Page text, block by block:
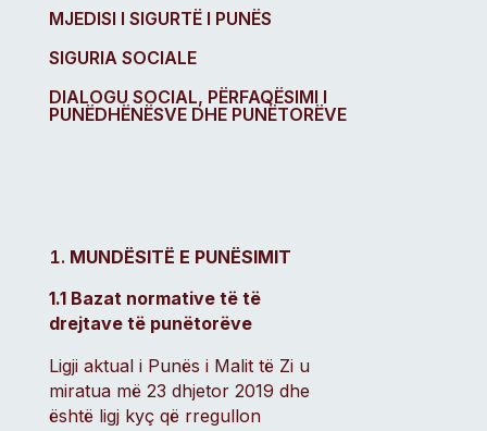
MJEDISI I SIGURTË I PUNËS
SIGURIA SOCIALE
DIALOGU SOCIAL, PËRFAQËSIMI I
PUNËDHËNËSVE DHE PUNËTORËVE
MUNDËSITË E PUNËSIMIT
1.1 Bazat normative të të
drejtave të punëtorëve
Ligji aktual i Punës i Malit të Zi u
miratua më 23 dhjetor 2019 dhe
është ligj kyç që rregullon